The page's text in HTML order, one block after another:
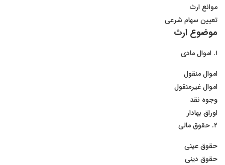
موانع ارث
تعیین سهام شرعی
موضوع ارث
۱. اموال مادی
اموال منقول
اموال غیرمنقول
وجوه نقد
اوراق بهادار
۲. حقوق مالی
حقوق عینی
حقوق دینی